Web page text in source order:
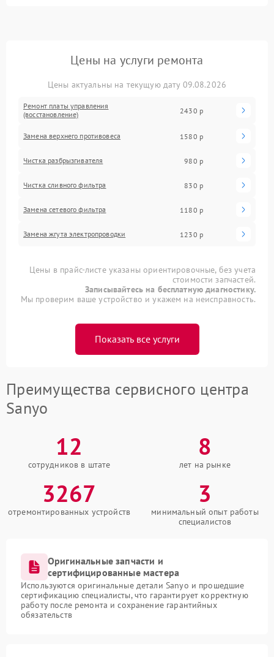
Цены на услуги ремонта
Цены актуальны на текущую дату 09.08.2026
Ремонт платы управления
(восстановление)
2430 р
Замена верхнего противовеса 1580 р
Чистка разбрызгивателя 980 р
Чистка сливного фильтра 830 р
Замена сетевого фильтра 1180 р
Замена жгута электропроводки 1230 р
Цены в прайс-листе указаны ориентировочные, без учета
стоимости запчастей.
Записывайтесь на бесплатную диагностику.
Мы проверим ваше устройство и укажем на неисправность.
Показать все услуги
Преимущества сервисного центра
Sanyo
12
сотрудников в штате
8
лет на рынке
3267
отремонтированных устройств
3
минимальный опыт работы
специалистов
Оригинальные запчасти и
сертифицированные мастера
Используются оригинальные детали Sanyo и прошедшие
сертификацию специалисты, что гарантирует корректную
работу после ремонта и сохранение гарантийных
обязательств